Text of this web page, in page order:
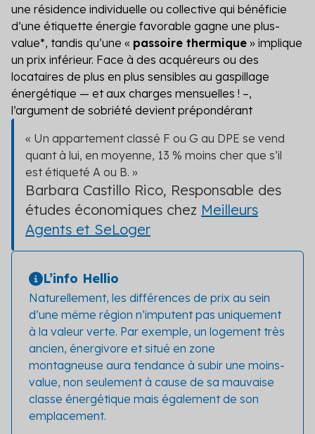
une résidence individuelle ou collective qui bénéficie
d’une étiquette énergie favorable gagne une plus-
value*, tandis qu’une « passoire thermique » implique
un prix inférieur. Face à des acquéreurs ou des
locataires de plus en plus sensibles au gaspillage
énergétique — et aux charges mensuelles ! –,
l’argument de sobriété devient prépondérant
« Un appartement classé F ou G au DPE se vend
quant à lui, en moyenne, 13 % moins cher que s’il
est étiqueté A ou B. »
Barbara Castillo Rico, Responsable des
études économiques chez Meilleurs
Agents et SeLoger
L’info Hellio
Naturellement, les différences de prix au sein
d’une même région n’imputent pas uniquement
à la valeur verte. Par exemple, un logement très
ancien, énergivore et situé en zone
montagneuse aura tendance à subir une moins-
value, non seulement à cause de sa mauvaise
classe énergétique mais également de son
emplacement.